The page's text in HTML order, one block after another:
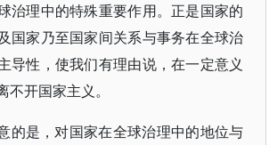
治理中的特殊重要作用。正是国家的
国家乃至国家间关系与事务在全球治
导性，使我们有理由说，在一定意义
开国家主义。
的是，对国家在全球治理中的地位与